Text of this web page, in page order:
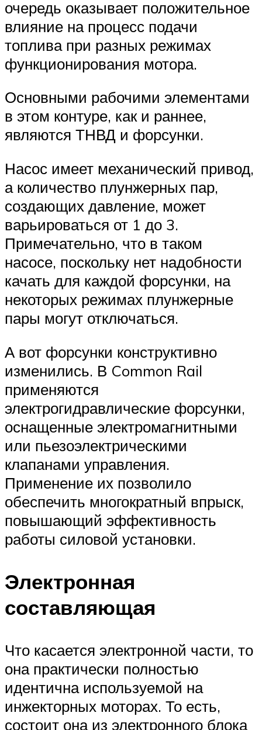
очередь оказывает положительное
влияние на процесс подачи
топлива при разных режимах
функционирования мотора.
Основными рабочими элементами
в этом контуре, как и раннее,
являются ТНВД и форсунки.
Насос имеет механический привод,
а количество плунжерных пар,
создающих давление, может
варьироваться от 1 до 3.
Примечательно, что в таком
насосе, поскольку нет надобности
качать для каждой форсунки, на
некоторых режимах плунжерные
пары могут отключаться.
А вот форсунки конструктивно
изменились. В Common Rail
применяются
электрогидравлические форсунки,
оснащенные электромагнитными
или пьезоэлектрическими
клапанами управления.
Применение их позволило
обеспечить многократный впрыск,
повышающий эффективность
работы силовой установки.
Электронная
составляющая
Что касается электронной части, то
она практически полностью
идентична используемой на
инжекторных моторах. То есть,
состоит она из электронного блока